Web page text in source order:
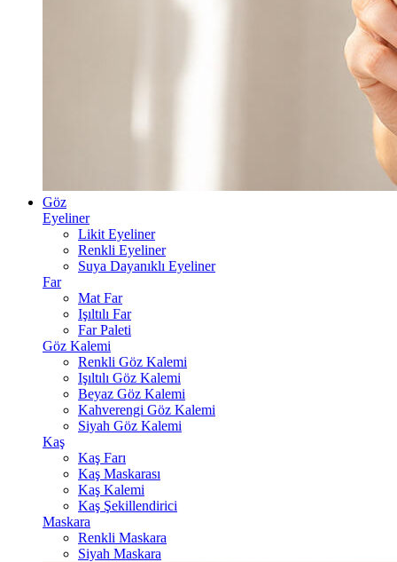
Göz
Eyeliner
Likit Eyeliner
Renkli Eyeliner
Suya Dayanıklı Eyeliner
Far
Mat Far
Işıltılı Far
Far Paleti
Göz Kalemi
Renkli Göz Kalemi
Işıltılı Göz Kalemi
Beyaz Göz Kalemi
Kahverengi Göz Kalemi
Siyah Göz Kalemi
Kaş
Kaş Farı
Kaş Maskarası
Kaş Kalemi
Kaş Şekillendirici
Maskara
Renkli Maskara
Siyah Maskara